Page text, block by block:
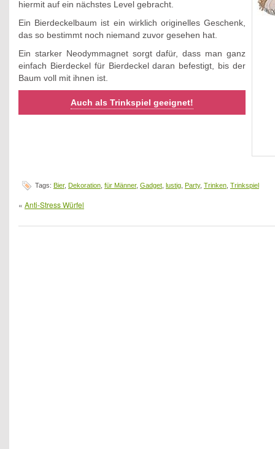
hiermit auf ein nächstes Level gebracht.
Ein Bierdeckelbaum ist ein wirklich originelles Geschenk,
das so bestimmt noch niemand zuvor gesehen hat.
Ein starker Neodymmagnet sorgt dafür, dass man ganz
einfach Bierdeckel für Bierdeckel daran befestigt, bis der
Baum voll mit ihnen ist.
Auch als Trinkspiel geeignet!
Tags: Bier, Dekoration für Männer, Gadget lustig Party, Trinken Trinkspiel
« Anti-Stress Würfel